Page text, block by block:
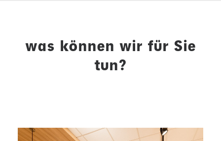
was können wir für Sie
tun?